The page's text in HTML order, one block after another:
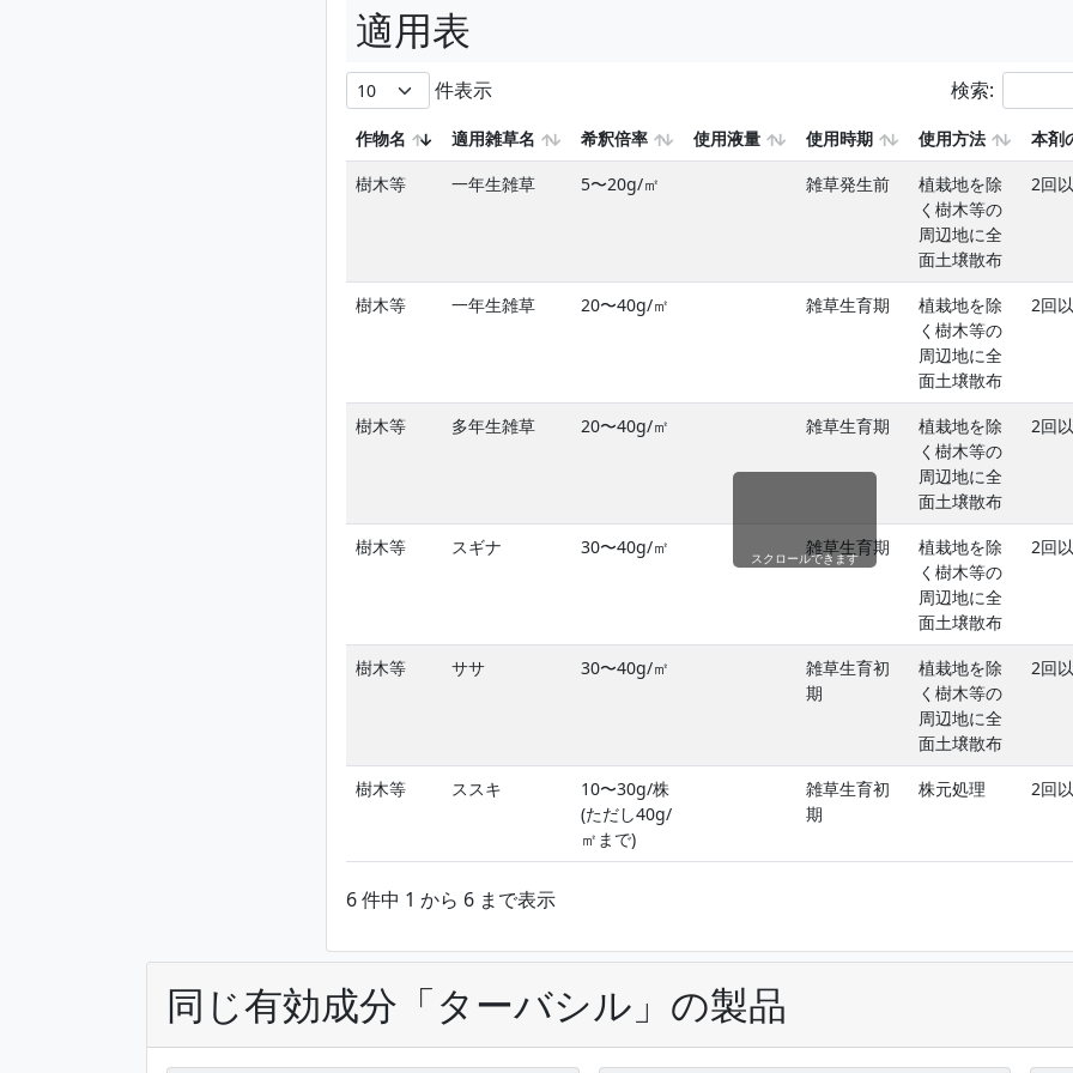
適用表
件表示 検索:
作物名 適用雑草名 希釈倍率 使用液量 使用時期 使用方法
本剤
樹木等
一年生雑草 5〜20g/㎡ 雑草発生前
植栽地を除
く樹木等の
周辺地に全
面土壌散布
2回
樹木等 一年生雑草 20〜40g/㎡ 雑草生育期
植栽地を除
く樹木等の
周辺地に全
面土壌散布
2回
樹木等 多年生雑草 20〜40g/㎡ 雑草生育期
植栽地を除
く樹木等の
周辺地に全
面土壌散布
2回
樹木等 スギナ 30〜40g/㎡ 雑草生育期
植栽地を除
く樹木等の
周辺地に全
面土壌散布
2回
樹木等 ササ 30〜40g/㎡
雑草生育初
期
植栽地を除
く樹木等の
周辺地に全
面土壌散布
2回
樹木等 ススキ
10〜30g/株
(ただし40g/
㎡まで)
雑草生育初
期
株元処理 2回
6 件中 1 から 6 まで表示
スクロールできます
同じ有効成分「ターバシル」の製品